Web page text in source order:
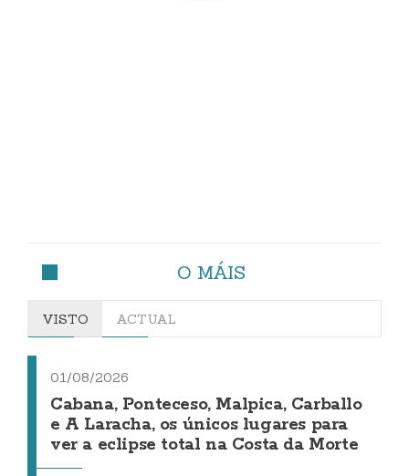
O MÁIS
VISTO ACTUAL
01/08/2026
Cabana, Ponteceso, Malpica, Carballo
e A Laracha, os únicos lugares para
ver a eclipse total na Costa da Morte